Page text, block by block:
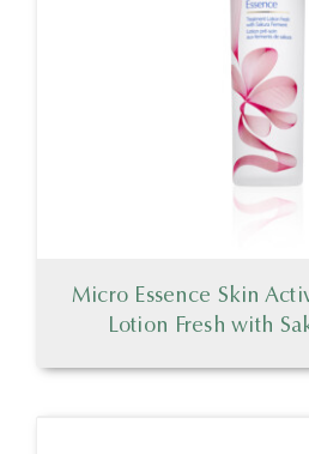
Micro Essence Skin
Lotion Fresh with